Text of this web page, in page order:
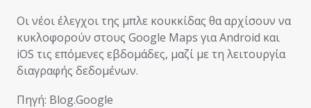
Οι νέοι έλεγχοι της μπλε κουκκίδας θα αρχίσουν να
κυκλοφορούν στους Google Maps για Android και
iOS τις επόμενες εβδομάδες, μαζί με τη λειτουργία
διαγραφής δεδομένων.
Πηγή: Blog.Google